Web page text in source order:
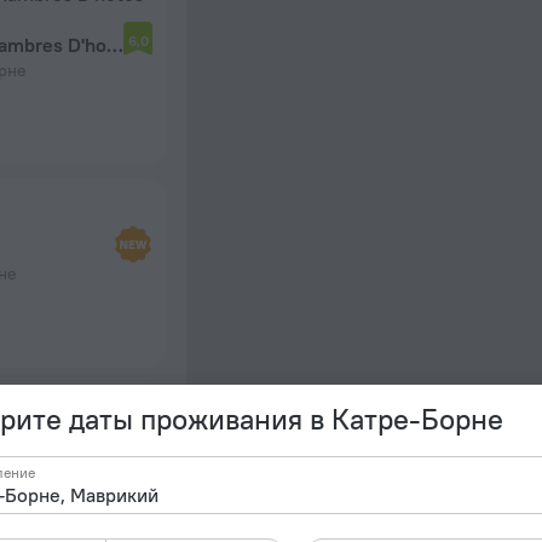
даты проживания в Катре-Борне
Ucha Guest House / Chambres D'hotes 6,0